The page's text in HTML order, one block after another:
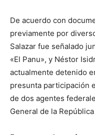
De acuerdo con
previamente por
Salazar fue señalado
«El Panu», y Néstor
actualmente detenido
presunta participación
de dos agentes
General de la República